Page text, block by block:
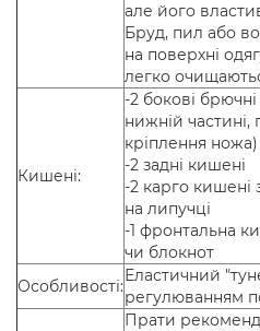
але його
Бруд, пил або
на поверхні
легко
Кишені:
-2 бокові
нижній
кріплення
-2 задні
-2 карго
на липучці
-1 фронтальна
чи блокнот
Особливості:
Еластичний
регулюванням
Прати